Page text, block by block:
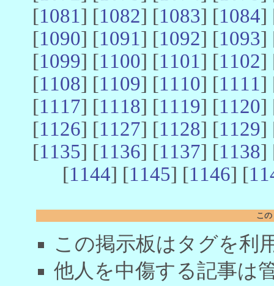
[1081] [1082] [1083] [1084]
[1090] [1091] [1092] [1093]
[1099] [1100] [1101] [1102]
[1108] [1109] [1110] [1111]
[1117] [1118] [1119] [1120]
[1126] [1127] [1128] [1129]
[1135] [1136] [1137] [1138]
[1144] [1145] [1146] [
こ
この掲示板はタグを利
他人を中傷する記事は